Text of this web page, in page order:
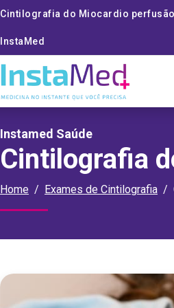
Cintilografia do Miocardio
InstaMed
Instamed Saúde
Cintilografia
Home Exames de Cintilografia